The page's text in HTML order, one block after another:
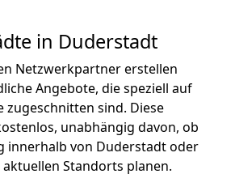
in Duderstadt
Netzwerkpartner erstellen
Angebote, die speziell auf
zugeschnitten sind. Diese
unabhängig davon, ob
innerhalb von Duderstadt oder
Standorts planen.